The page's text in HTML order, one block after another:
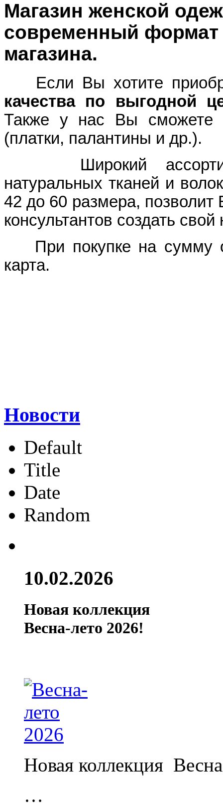
Магазин женской
современный формат
магазина.
Если Вы хотите
качества по выгодной
Также у нас Вы сможете
(платки, палантины и др.).
Широкий
натуральных тканей и
42 до 60 размера,
консультантов создать
При покупке на сумму
карта.
Новости
Default
Title
Date
Random
10.02.2026
Новая коллекция
Весна-лето 2026!
Новая коллекция
…